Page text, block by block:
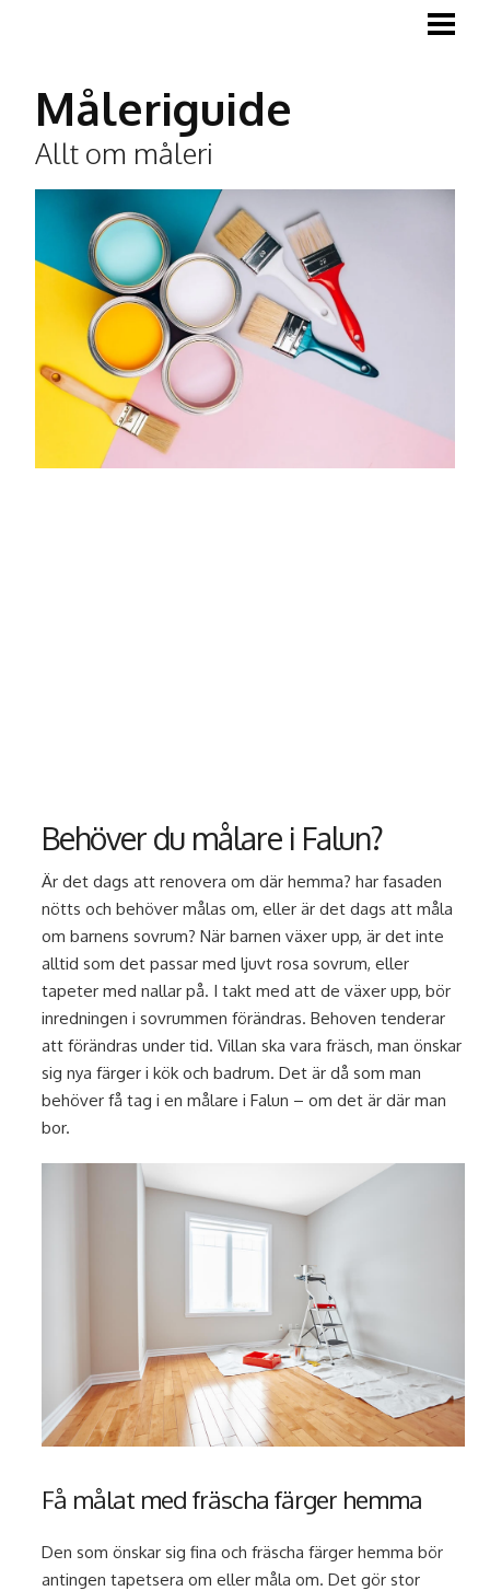
MÅLA LISTER
TAPETSERA
Måleriguide
Allt om måleri
Behöver du målare i Falun?
Är det dags att renovera om där hemma? har fasaden
nötts och behöver målas om, eller är det dags att måla
om barnens sovrum? När barnen växer upp, är det inte
alltid som det passar med ljuvt rosa sovrum, eller
tapeter med nallar på. I takt med att de växer upp, bör
inredningen i sovrummen förändras. Behoven tenderar
att förändras under tid. Villan ska vara fräsch, man önskar
sig nya färger i kök och badrum. Det är då som man
behöver få tag i en målare i Falun – om det är där man
bor.
Få målat med fräscha färger hemma
Den som önskar sig fina och fräscha färger hemma bör
antingen tapetsera om eller måla om. Det gör stor